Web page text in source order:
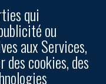
qui
ou
aux Services,
des cookies, des